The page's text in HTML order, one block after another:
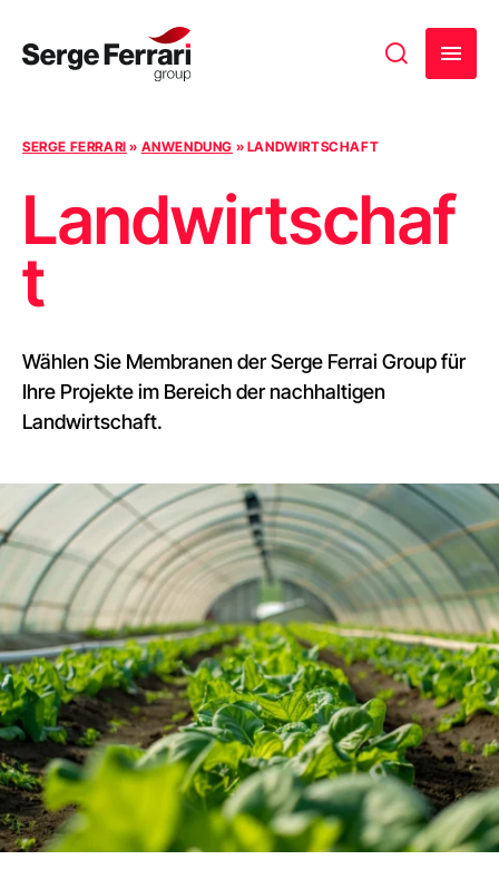
SERGE FERRARI » ANWENDUNG » LANDWIRTSCHAFT
Landwirtschaf
t
Wählen Sie Membranen der Serge Ferrai Group für
Ihre Projekte im Bereich der nachhaltigen
Landwirtschaft.